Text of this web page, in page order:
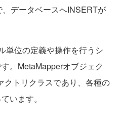
データベースへINSERTが
単位の定義や操作を行うシ
。MetaMapperオブジェク
クトリクラスであり、各種の
います。